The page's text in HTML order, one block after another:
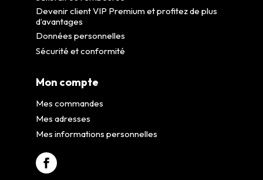
Devenir client VIP Premium et profitez de plus
d’avantages
Données personnelles
Sécurité et conformité
Mon compte
Mes commandes
Mes adresses
Mes informations personnelles